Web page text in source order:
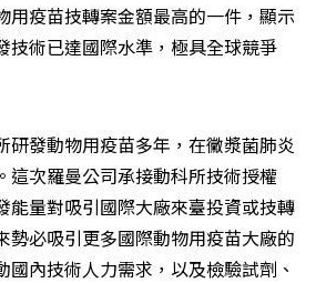
用疫苗技轉案金額最高的一件，顯示
技術已達國際水準，極具全球競爭
研發動物用疫苗多年，在黴漿菌肺炎
這次羅曼公司承接動科所技術授權
能量對吸引國際大廠來臺投資或技轉
勢必吸引更多國際動物用疫苗大廠的
國內技術人力需求，以及檢驗試劑、